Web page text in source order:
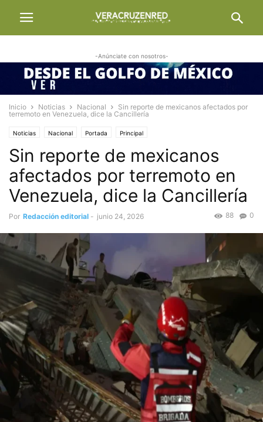
-Anúnciate con nosotros-
Inicio Noticias Nacional
Sin reporte de mexicanos afectados por
terremoto en Venezuela, dice la Cancillería
Noticias Nacional Portada Principal
Sin reporte de mexicanos
afectados por terremoto en
Venezuela, dice la Cancillería
Por Redacción editorial - junio 24, 2026 0
88